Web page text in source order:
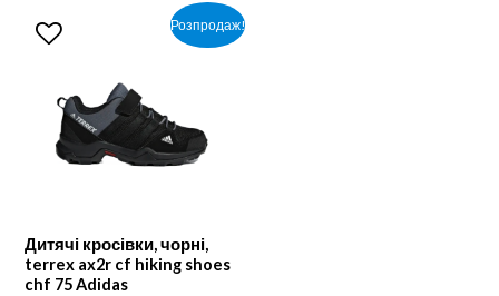
Розпродаж!
Дитячі кросівки, чорні,
terrex ax2r cf hiking shoes
chf 75 Adidas